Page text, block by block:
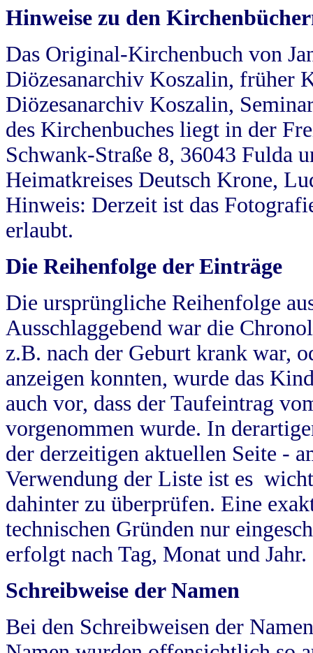
Hinweise zu den
Das Original-Kirchenbuch von
Diözesanarchiv Koszalin, früher
Diözesanarchiv Koszalin,
des Kirchenbuches liegt in der
Schwank-Straße 8, 36043 Fulda
Heimatkreises Deutsch Krone,
Hinweis: Derzeit ist das
erlaubt.
Die Reihenfolge der Einträge
Die ursprüngliche Reihenfolge
Ausschlaggebend war die
z.B. nach der Geburt krank war,
anzeigen konnten, wurde das
auch vor, dass der Taufeintrag
vorgenommen wurde. In
der derzeitigen aktuellen Seite -
Verwendung der Liste ist es
dahinter zu überprüfen. Eine
technischen Gründen nur
erfolgt nach Tag, Monat und Jahr.
Schreibweise der Namen
Bei den Schreibweisen der